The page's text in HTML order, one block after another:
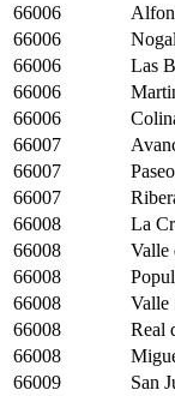
66006
66006
66006
Las
66006
66006
66007
66007
66007
66008
La
66008
Valle
66008
66008
Valle
66008
Real
66008
66009
San